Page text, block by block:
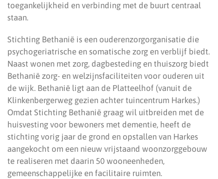
toegankelijkheid en verbinding met de buurt centraal
staan.
Stichting Bethanië is een ouderenzorgorganisatie die
psychogeriatrische en somatische zorg en verblijf biedt.
Naast wonen met zorg, dagbesteding en thuiszorg biedt
Bethanië zorg- en welzijnsfaciliteiten voor ouderen uit
de wijk. Bethanië ligt aan de Platteelhof (vanuit de
Klinkenbergerweg gezien achter tuincentrum Harkes.)
Omdat Stichting Bethanië graag wil uitbreiden met de
huisvesting voor bewoners met dementie, heeft de
stichting vorig jaar de grond en opstallen van Harkes
aangekocht om een nieuw vrijstaand woonzorggebouw
te realiseren met daarin 50 wooneenheden,
gemeenschappelijke en facilitaire ruimten.